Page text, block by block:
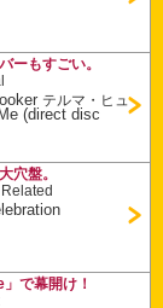
ーもすごい。
テルマ・ヒュ
(direct disc
穴盤。
で幕開け！